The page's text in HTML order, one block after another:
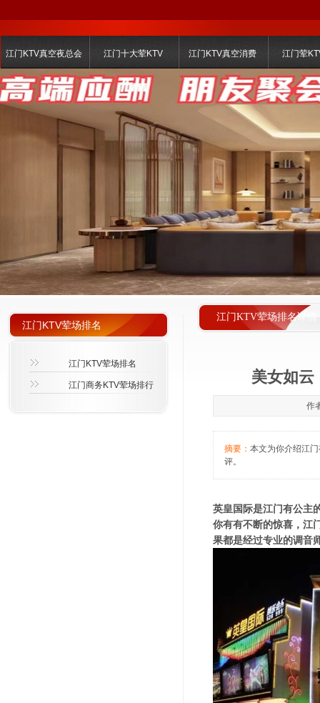
江门KTV真空夜总会 江门十大荤KTV 江门KTV真空消费 江门荤
江门KTV荤场排名详情
江门KTV荤场排名
江门KTV荤场排名
江门商务KTV荤场排行 美女如云
作
摘要： 本文为你介绍江
评。
英皇国际是江门有公主
你有有不断的惊喜，江
果都是经过专业的调音